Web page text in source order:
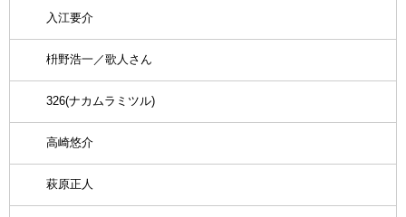
入江要介
枡野浩一／歌人さん
326(ナカムラミツル)
高崎悠介
萩原正人